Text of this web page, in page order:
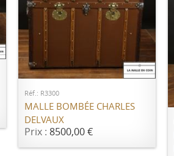
AJOUTER AU PANIER
Réf.: R3300
MALLE BOMBÉE CHARLES
DELVAUX
Prix : 8500,00 €